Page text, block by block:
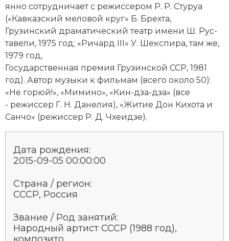
ян­но со­труд­ни­ча­ет с режиссером Р. Р. Сту­руа
(«Кав­каз­ский ме­ло­вой круг» Б. Брех­та,
Грузинский дра­ма­тический те­атр имени Ш. Рус­
та­ве­ли, 1975 год; «Ри­чард III» У. Шек­спи­ра, там же,
1979 год,
Государственная премия Грузинской ССР, 1981
год). Ав­тор му­зы­ки к филь­мам (все­го около 50):
«Не го­рюй!», «Ми­ми­но», «Кин-дза-дза» (все
- режиссер Г. Н. Да­не­лия), «Жи­тие Дон Ки­хо­та и
Сан­чо» (режиссер Р. Д. Чхе­ид­зе).
Дата рождения:
2015-09-05 00:00:00
Страна / регион:
СССР, Россия
Звание / Род занятий:
Народный артист СССР (1988 год),